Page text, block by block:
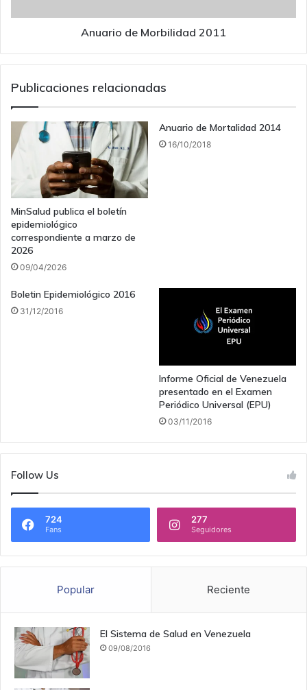
Anuario de Morbilidad 2011
Publicaciones relacionadas
MinSalud publica el boletín
epidemiológico
correspondiente a marzo de
2026
09/04/2026
Anuario de Mortalidad 2014
16/10/2018
Boletin Epidemiológico 2016
31/12/2016
Informe Oficial de Venezuela
presentado en el Examen
Periódico Universal (EPU)
03/11/2016
Follow Us
724
Fans
277
Seguidores
Popular Reciente
El Sistema de Salud en Venezuela
09/08/2016